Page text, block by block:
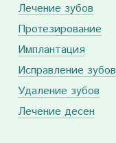
Лечение зубов
Протезирование
Имплантация
Исправление зубов
Удаление зубов
Лечение десен